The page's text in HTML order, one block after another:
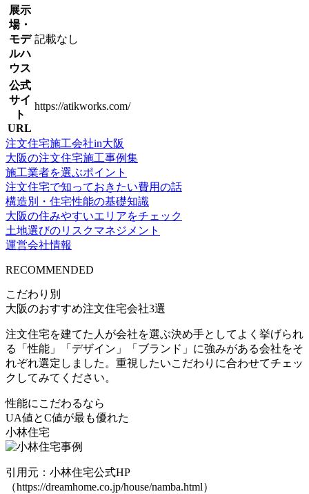
展示
場・
モデ
ルハ
ウス
記載なし
公式
サイ
ト
URL
https://atikworks.com/
注文住宅施工会社in大阪
大阪の注文住宅施工事例集
施工業者を選ぶポイント
注文住宅で知っておきたい費用の話
構造別・住宅性能の基礎知識
大阪の住みやすいエリアをチェック
土地選びのリスクマネジメント
運営会社情報
RECOMMENDED
こだわり別
大阪のおすすめ注文住宅会社3選
注文住宅を建てた人が会社を選ぶ決め手としてよく挙げられ
る「性能」「デザイン」「ブランド」に強みがある会社をそ
れぞれ選定しました。重視したいこだわりに合わせてチェッ
クしてみてください。
性能にこだわるなら
UA値とC値が最も優れた
小林住宅
引用元：小林住宅公式HP
（https://dreamhome.co.jp/house/namba.html）